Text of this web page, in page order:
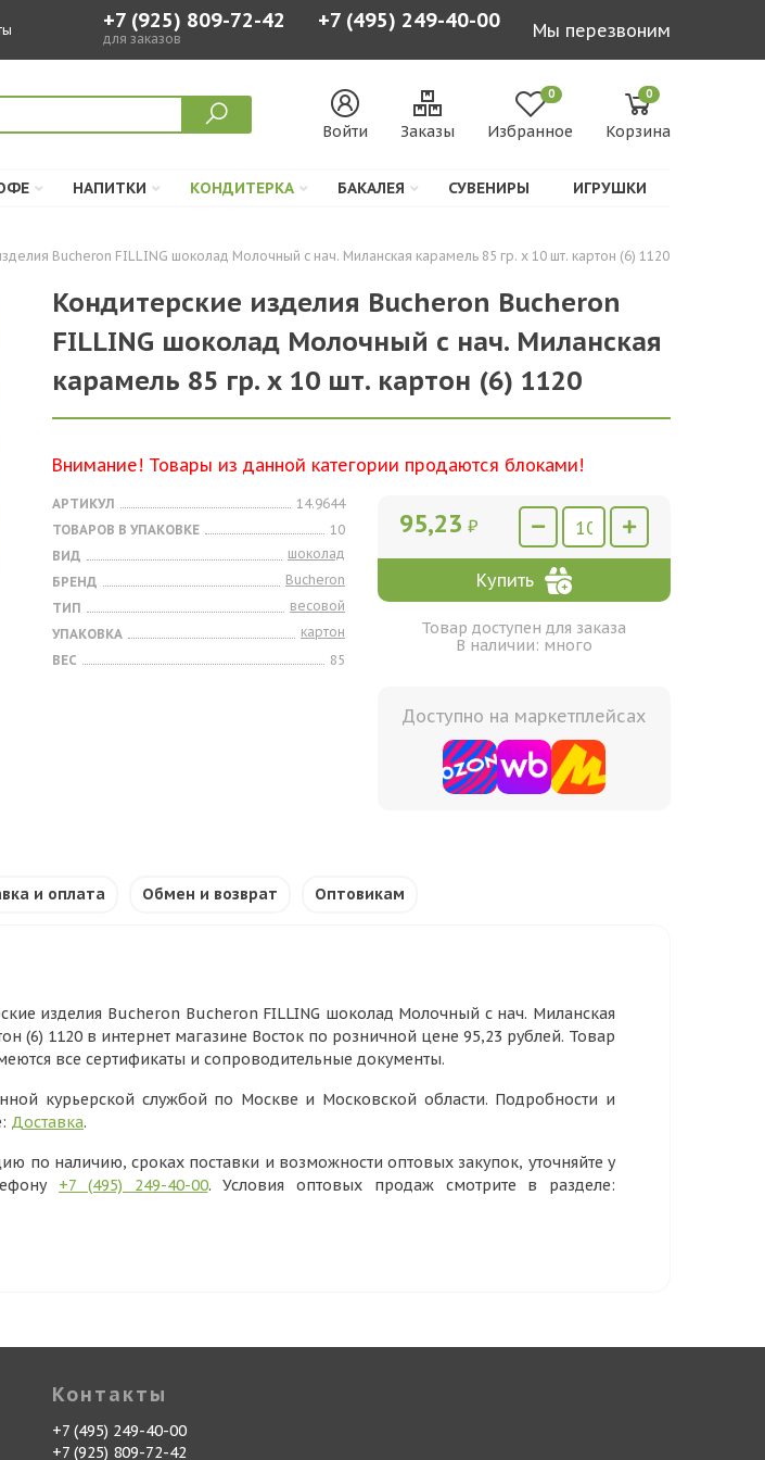
+7 (925) 809-72-42
для заказов
+7 (495) 249-40-00 Мы перезвоним
Войти Заказы
0
Избранное
0
Корзина
НАПИТКИ КОНДИТЕРКА БАКАЛЕЯ СУВЕНИРЫ ИГРУШКИ
Bucheron FILLING шоколад Молочный с нач. Миланская карамель 85 гр. х 10 шт. картон (6) 1120
Кондитерские изделия Bucheron Bucheron
FILLING шоколад Молочный с нач. Миланская
карамель 85 гр. х 10 шт. картон (6) 1120
Внимание! Товары из данной категории продаются блоками!
АРТИКУЛ
14.9644
ТОВАРОВ В УПАКОВКЕ
10
ВИД
шоколад
БРЕНД
Bucheron
ТИП
весовой
УПАКОВКА
картон
ВЕС
85
95,23 ₽
Купить
Товар доступен для заказа
В наличии: много
Доступно на маркетплейсах
и оплата Обмен и возврат Оптовикам
изделия Bucheron Bucheron FILLING шоколад Молочный с нач. Миланская
(6) 1120 в интернет магазине Восток по розничной цене 95,23 рублей. Товар
все сертификаты и сопроводительные документы.
курьерской службой по Москве и Московской области. Подробности и
Доставка.
по наличию, сроках поставки и возможности оптовых закупок, уточняйте у
+7 (495) 249-40-00. Условия оптовых продаж смотрите в разделе:
Контакты
+7 (495) 249-40-00
+7 (925) 809-72-42